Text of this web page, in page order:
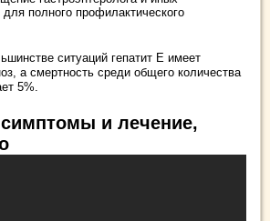
полного профилактического
ситуаций гепатит Е имеет
а смертность среди общего количества
5%.
и лечение,